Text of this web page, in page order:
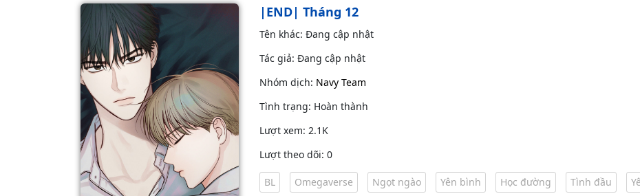
|END| Tháng 12
Tên khác: Đang cập nhật
Tác giả: Đang cập nhật
Nhóm dịch: Navy Team
Tình trạng: Hoàn thành
Lượt xem: 2.1K
Lượt theo dõi: 0
BL Omegaverse Ngọt ngào Yên bình Học đường Tình đầu